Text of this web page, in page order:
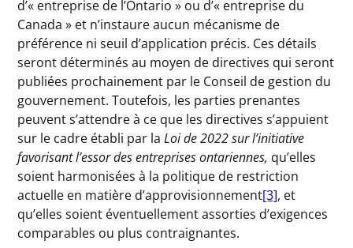
d’« entreprise de l’Ontario » ou d’« entreprise du
Canada » et n’instaure aucun mécanisme de
préférence ni seuil d’application précis. Ces détails
seront déterminés au moyen de directives qui seront
publiées prochainement par le Conseil de gestion du
gouvernement. Toutefois, les parties prenantes
peuvent s’attendre à ce que les directives s’appuient
sur le cadre établi par laLoi de 2022 sur l’initiative
favorisant l’essor des entreprises ontariennes, qu’elles
soient harmonisées à la politique de restriction
actuelle en matière d’approvisionnement[3], et
qu’elles soient éventuellement assorties d’exigences
comparables ou plus contraignantes.